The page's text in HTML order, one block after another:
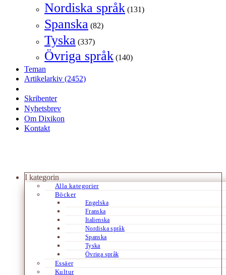
Nordiska språk (131)
Spanska (82)
Tyska (337)
Övriga språk (140)
Teman
Artikelarkiv (2452)
Skribenter
Nyhetsbrev
Om Dixikon
Kontakt
I kategorin
Alla kategorier
Böcker
Engelska
Franska
Italienska
Nordiska språk
Spanska
Tyska
Övriga språk
Essäer
Kultur